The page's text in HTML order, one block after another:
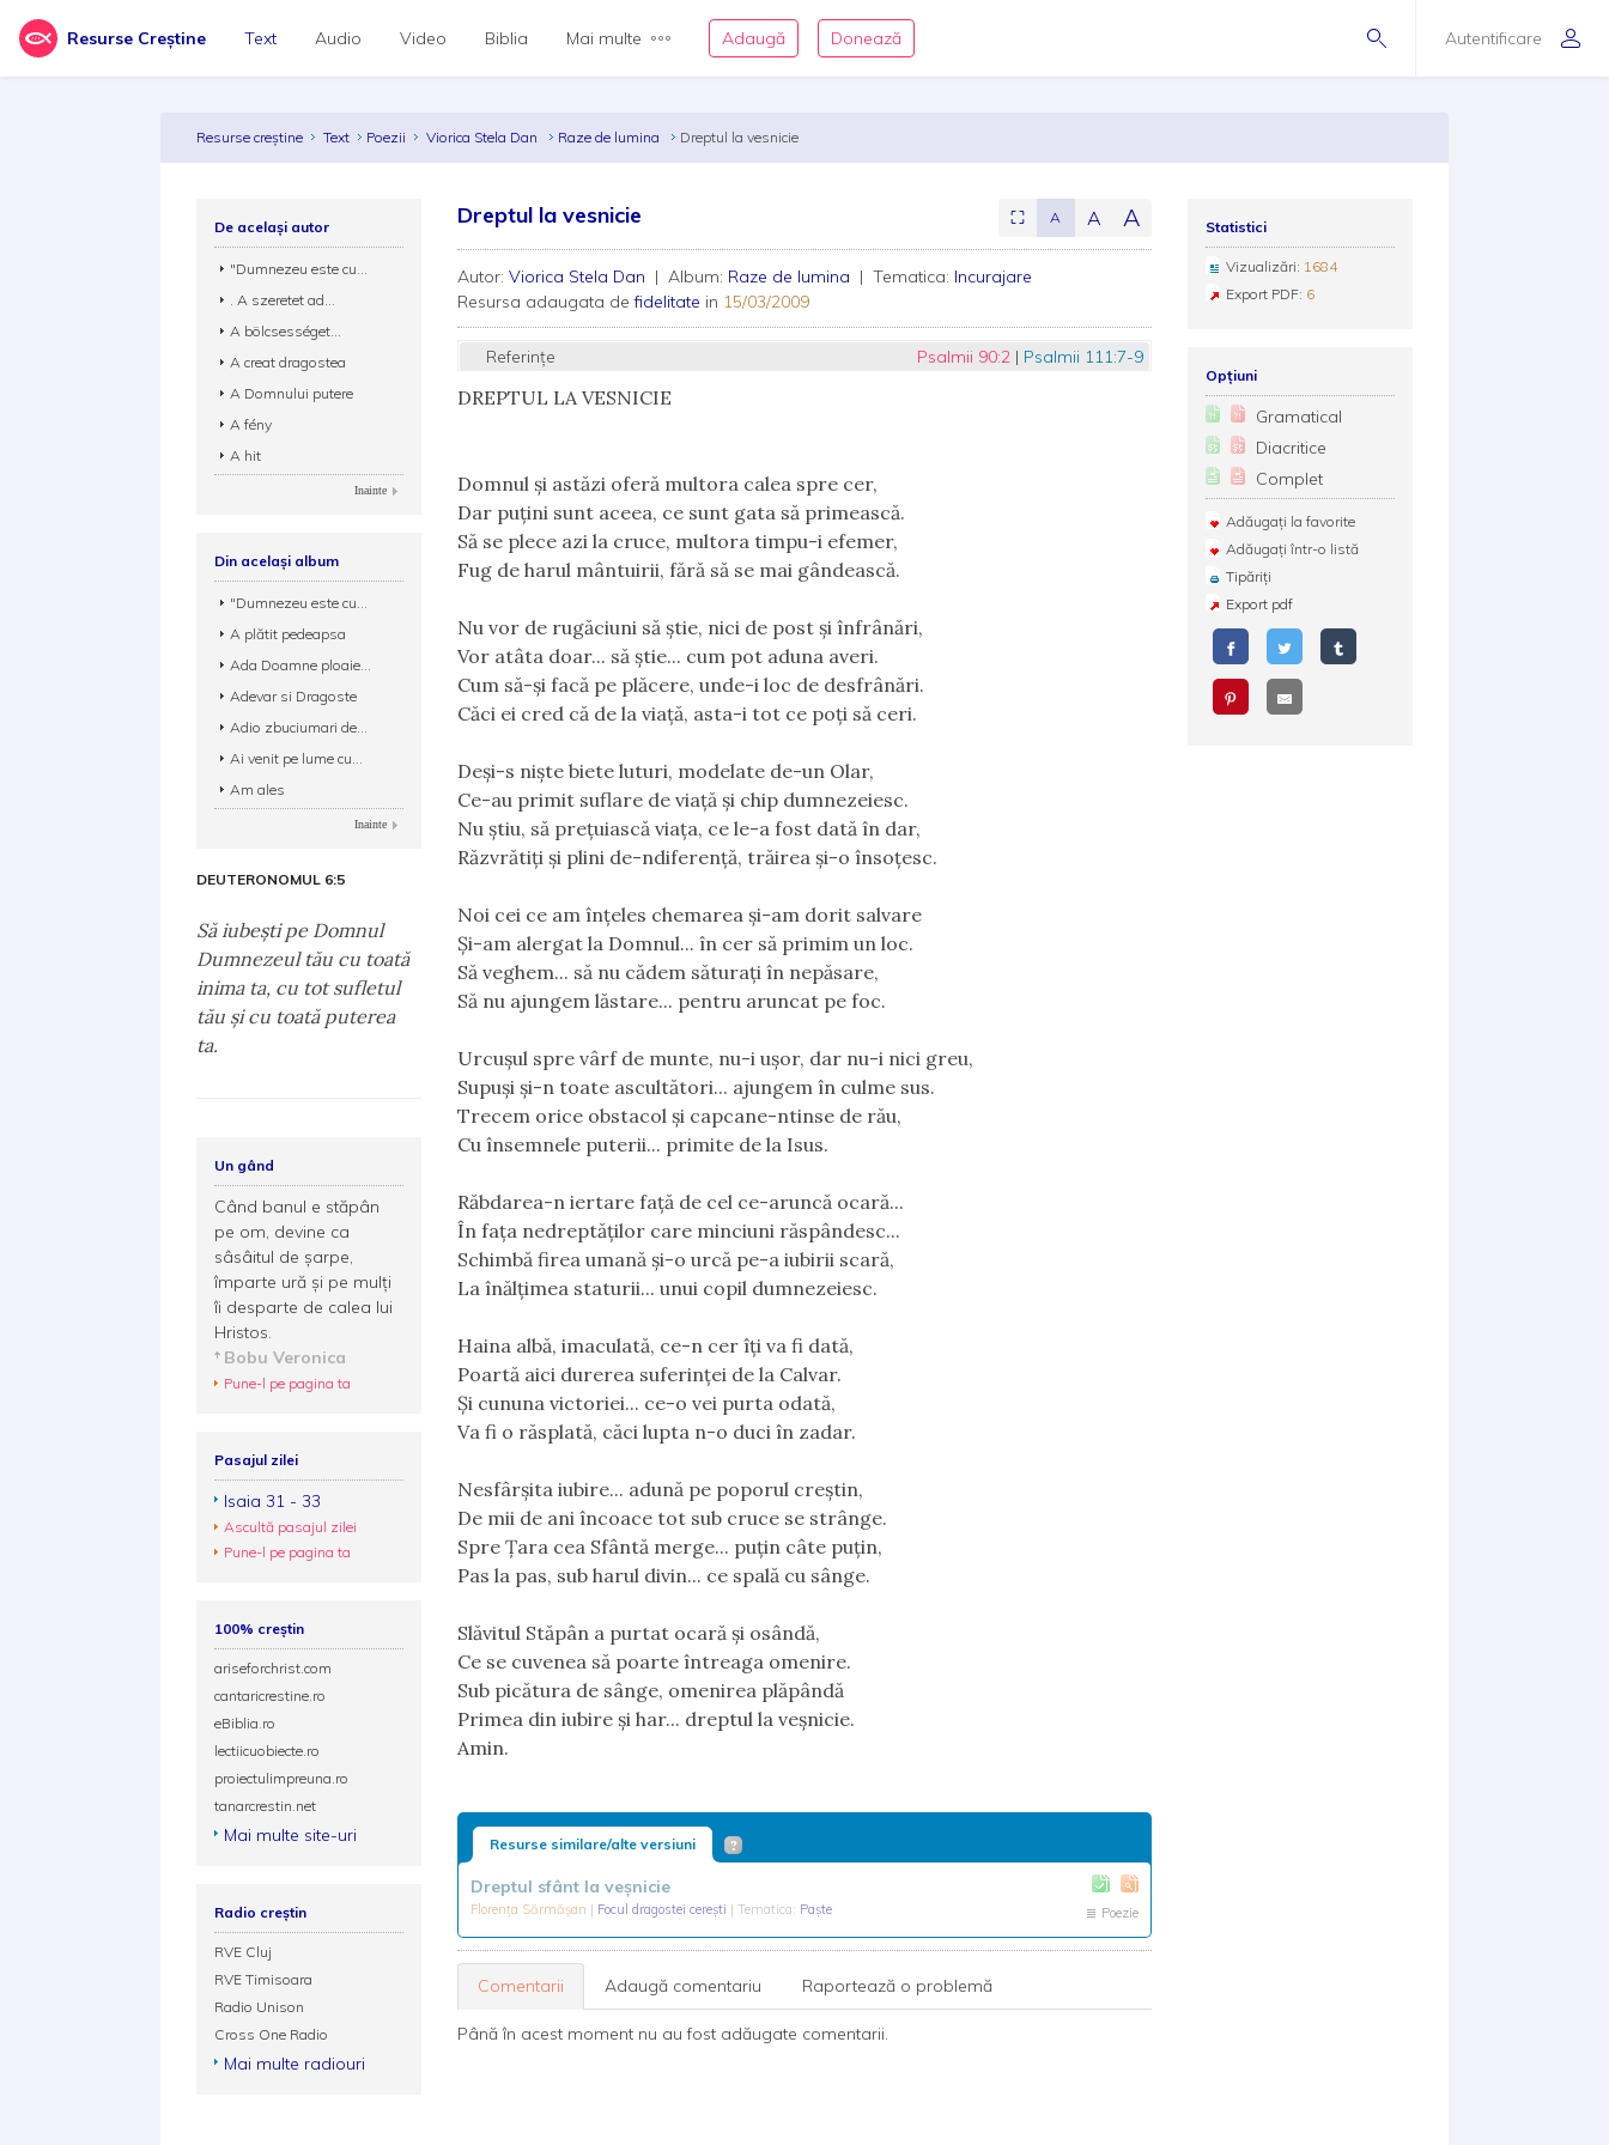
Resurse Creștine Autentificare
Text Audio Video Biblia Mai multe Adaugă Donează
Resurse creștine Text Poezii Viorica Stela Dan Raze de lumina Dreptul la vesnicie
Dreptul la vesnicie ⛶ A A A
Autor:Viorica Stela Dan | Album: Raze de lumina | Tematica: Incurajare
Resursa adaugata defidelitate in 15/03/2009
Referințe Psalmii 90:2 | Psalmii 111:7-9
DREPTUL LA VESNICIE
Domnul şi astăzi oferă multora calea spre cer,
Dar puţini sunt aceea, ce sunt gata să primească.
Să se plece azi la cruce, multora timpu-i efemer,
Fug de harul mântuirii, fără să se mai gândească.
Nu vor de rugăciuni să ştie, nici de post şi înfrânări,
Vor atâta doar... să ştie... cum pot aduna averi.
Cum să-şi facă pe plăcere, unde-i loc de desfrânări.
Căci ei cred că de la viaţă, asta-i tot ce poţi să ceri.
Deşi-s nişte biete luturi, modelate de-un Olar,
Ce-au primit suflare de viaţă şi chip dumnezeiesc.
Nu ştiu, să preţuiască viaţa, ce le-a fost dată în dar,
Răzvrătiţi și plini de-ndiferenţă, trăirea şi-o însoţesc.
Noi cei ce am înţeles chemarea şi-am dorit salvare
Şi-am alergat la Domnul... în cer să primim un loc.
Să veghem... să nu cădem săturaţi în nepăsare,
Să nu ajungem lăstare... pentru aruncat pe foc.
Urcuşul spre vârf de munte, nu-i uşor, dar nu-i nici greu,
Supuşi şi-n toate ascultători... ajungem în culme sus.
Trecem orice obstacol şi capcane-ntinse de rău,
Cu însemnele puterii... primite de la Isus.
Răbdarea-n iertare faţă de cel ce-aruncă ocară...
În faţa nedreptăţilor care minciuni răspândesc...
Schimbă firea umană şi-o urcă pe-a iubirii scară,
La înălţimea staturii... unui copil dumnezeiesc.
Haina albă, imaculată, ce-n cer îţi va fi dată,
Poartă aici durerea suferinţei de la Calvar.
Şi cununa victoriei... ce-o vei purta odată,
Va fi o răsplată, căci lupta n-o duci în zadar.
Nesfârşita iubire... adună pe poporul creştin,
De mii de ani încoace tot sub cruce se strânge.
Spre Ţara cea Sfântă merge... puţin câte puţin,
Pas la pas, sub harul divin... ce spală cu sânge.
Slăvitul Stăpân a purtat ocară şi osândă,
Ce se cuvenea să poarte întreaga omenire.
Sub picătura de sânge, omenirea plăpândă
Primea din iubire şi har... dreptul la veşnicie.
Amin.
Resurse similare/alte versiuni
Dreptul sfânt la veșnicie
Florența Sărmășan | Focul dragostei cerești | Tematica: Paște Poezie
Comentarii Adaugă comentariu Raportează o problemă
Până în acest moment nu au fost adăugate comentarii.
Statistici
Vizualizări: 1684
Export PDF: 6
Opțiuni
Gramatical
Diacritice
Complet
Adăugați la favorite
Adăugați într-o listă
Tipăriți
Export pdf
De același autor
"Dumnezeu este cu...
. A szeretet ad...
A bölcsességet...
A creat dragostea
A Domnului putere
A fény
A hit
Inainte
Din același album
"Dumnezeu este cu...
A plătit pedeapsa
Ada Doamne ploaie...
Adevar si Dragoste
Adio zbuciumari de...
Ai venit pe lume cu...
Am ales
Inainte
DEUTERONOMUL 6:5
Să iubeşti pe Domnul
Dumnezeul tău cu toată
inima ta, cu tot sufletul
tău şi cu toată puterea
ta.
Un gând
Când banul e stăpân
pe om, devine ca
sâsâitul de şarpe,
împarte ură şi pe mulţi
îi desparte de calea lui
Hristos.
Bobu Veronica
Pune-l pe pagina ta
Pasajul zilei
Isaia 31 - 33
Ascultă pasajul zilei
Pune-l pe pagina ta
100% creștin
ariseforchrist.com
cantaricrestine.ro
eBiblia.ro
lectiicuobiecte.ro
proiectulimpreuna.ro
tanarcrestin.net
Mai multe site-uri
Radio creștin
RVE Cluj
RVE Timisoara
Radio Unison
Cross One Radio
Mai multe radiouri